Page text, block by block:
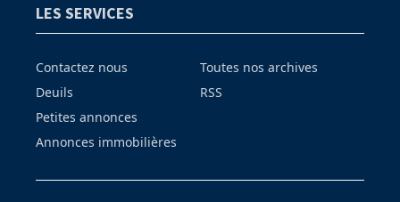
LES SERVICES
Contactez nous
Deuils
Petites annonces
Annonces immobilières
Toutes nos archives
RSS